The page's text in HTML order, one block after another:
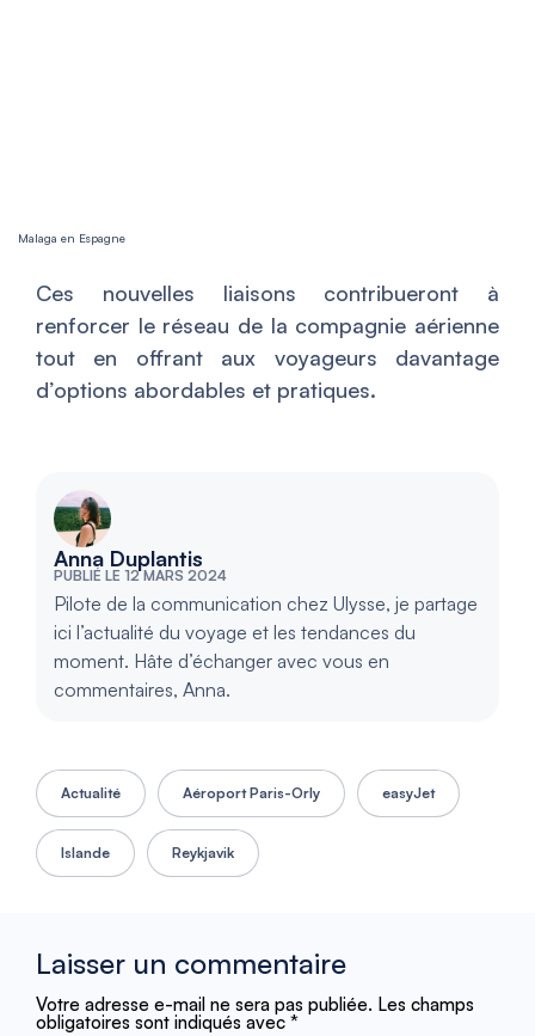
Malaga en Espagne
Ces nouvelles liaisons contribueront à
renforcer le réseau de la compagnie aérienne
tout en offrant aux voyageurs davantage
d’options abordables et pratiques.
Anna Duplantis
PUBLIÉ LE 12 MARS 2024
Pilote de la communication chez Ulysse, je partage
ici l’actualité du voyage et les tendances du
moment. Hâte d’échanger avec vous en
commentaires, Anna.
Actualité Aéroport Paris-Orly easyJet
Islande Reykjavik
Laisser un commentaire
Votre adresse e-mail ne sera pas publiée. Les champs
obligatoires sont indiqués avec *